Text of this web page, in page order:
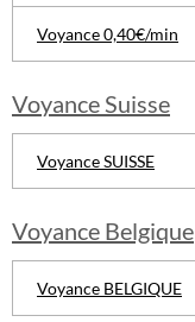
Voyance 0,40€/min
Voyance Suisse
Voyance SUISSE
Voyance Belgique
Voyance BELGIQUE